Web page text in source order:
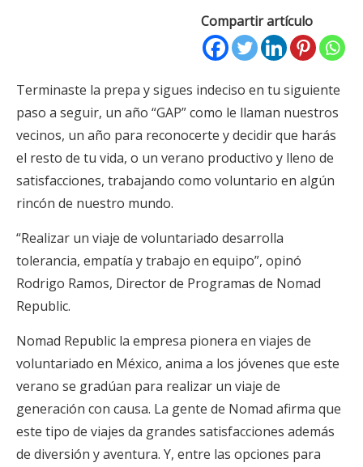
Compartir artículo
Terminaste la prepa y sigues indeciso en tu siguiente
paso a seguir, un año “GAP” como le llaman nuestros
vecinos, un año para reconocerte y decidir que harás
el resto de tu vida, o un verano productivo y lleno de
satisfacciones, trabajando como voluntario en algún
rincón de nuestro mundo.
“Realizar un viaje de voluntariado desarrolla
tolerancia, empatía y trabajo en equipo”, opinó
Rodrigo Ramos, Director de Programas de Nomad
Republic.
Nomad Republic la empresa pionera en viajes de
voluntariado en México, anima a los jóvenes que este
verano se gradúan para realizar un viaje de
generación con causa. La gente de Nomad afirma que
este tipo de viajes da grandes satisfacciones además
de diversión y aventura. Y, entre las opciones para